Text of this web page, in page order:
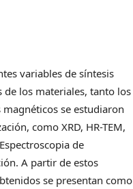
variables de síntesis
de los materiales, tanto los
se estudiaron
como XRD, HR-TEM,
de
A partir de estos
se presentan como